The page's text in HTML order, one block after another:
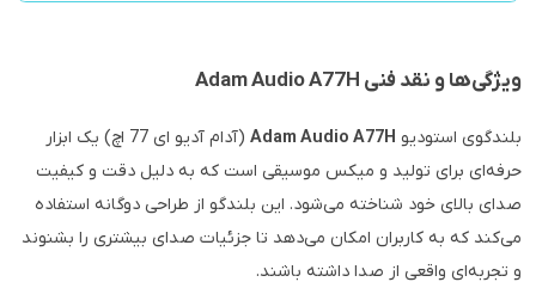
ویژگی‌ها و نقد فنی Adam Audio A77H
بلندگوی استودیو Adam Audio A77H
(آدام آدیو ای 77 اچ) یک ابزار
حرفه‌ای برای تولید و میکس موسیقی است که به دلیل دقت و کیفیت
صدای بالای خود شناخته می‌شود. این بلندگو از طراحی دوگانه استفاده
می‌کند که به کاربران امکان می‌دهد تا جزئیات صدای بیشتری را بشنوند
و تجربه‌ای واقعی از صدا داشته باشند.